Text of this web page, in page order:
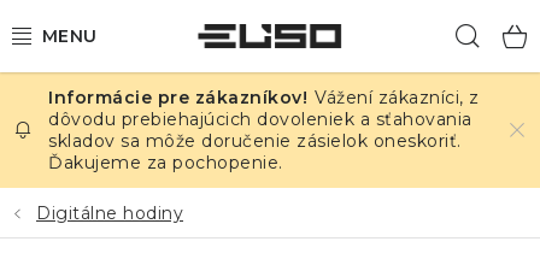
na
ELEKTRINA
TEPLOTA A VLHKOSŤ
TLAK A ÚNIKY
Vážení zákazníci, z
dôvodu prebiehajúcich dovoleniek a sťahovania
skladov sa môže doručenie zásielok oneskoriť.
Ďakujeme za pochopenie.
Digitálne hodiny